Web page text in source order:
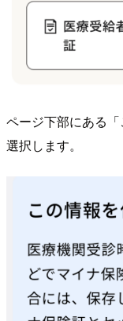
ページ下部にある
選択します。